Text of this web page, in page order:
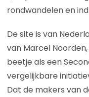
rondwandelen en
De site is van
van Marcel
beetje als een
vergelijkbare
Dat de makers van